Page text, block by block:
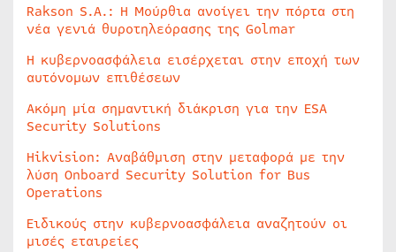
Rakson S.A.: Η Μούρθια ανοίγει την πόρτα στη
νέα γενιά θυροτηλεόρασης της Golmar
Η κυβερνοασφάλεια εισέρχεται στην εποχή των
αυτόνομων επιθέσεων
Ακόμη μία σημαντική διάκριση για την ESA
Security Solutions
Hikvision: Αναβάθμιση στην μεταφορά με την
λύση Onboard Security Solution for Bus
Operations
Ειδικούς στην κυβερνοασφάλεια αναζητούν οι
μισές εταιρείες